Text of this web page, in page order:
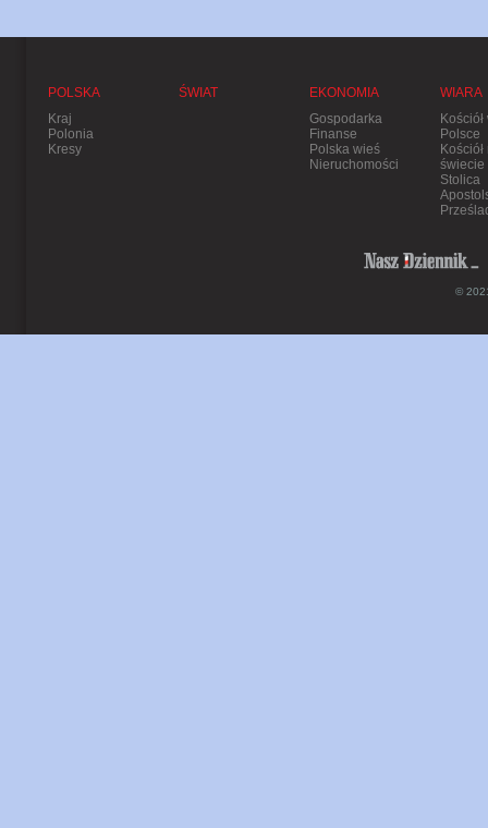
POLSKA
Kraj
Polonia
Kresy
ŚWIAT
EKONOMIA
Gospodarka
Finanse
Polska wieś
Nieruchomości
WIARA
Kościół
Polsce
Kościół
świecie
Stolica
©